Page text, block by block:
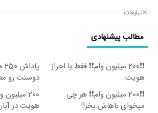
تبلیغات
مطالب پیشنهادی
❗❗200 میلیون وام❗❗ فقط با احراز
هویت
دوستت رو
😍
❗❗200 میلیون وام❗❗ هر چی
میخوای باهاش بخر!!
200
هویت در